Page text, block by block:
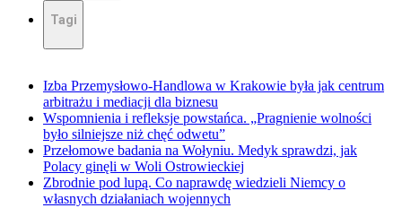
Tagi
Izba Przemysłowo-Handlowa w Krakowie była jak centrum
arbitrażu i mediacji dla biznesu
Wspomnienia i refleksje powstańca. „Pragnienie wolności
było silniejsze niż chęć odwetu”
Przełomowe badania na Wołyniu. Medyk sprawdzi, jak
Polacy ginęli w Woli Ostrowieckiej
Zbrodnie pod lupą. Co naprawdę wiedzieli Niemcy o
własnych działaniach wojennych